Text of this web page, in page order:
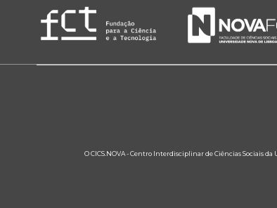
O CICS.NOVA - Centro Interdisciplinar de Ciências Sociais